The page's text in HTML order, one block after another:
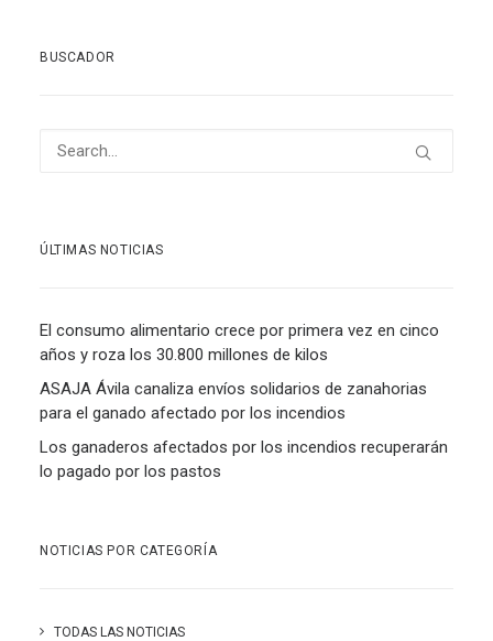
BUSCADOR
ÚLTIMAS NOTICIAS
El consumo alimentario crece por primera vez en cinco
años y roza los 30.800 millones de kilos
ASAJA Ávila canaliza envíos solidarios de zanahorias
para el ganado afectado por los incendios
Los ganaderos afectados por los incendios recuperarán
lo pagado por los pastos
NOTICIAS POR CATEGORÍA
TODAS LAS NOTICIAS